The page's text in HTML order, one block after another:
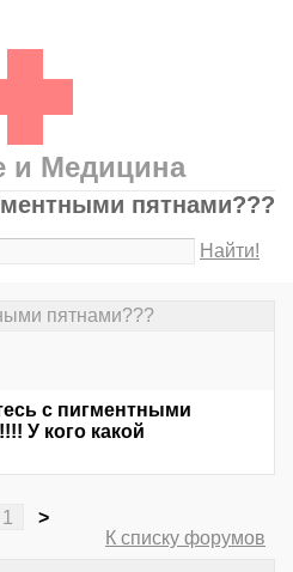
и Медицина
пятнами???
Найти!
пятнами???
с пигментными
У кого какой
1
>
К списку форумов